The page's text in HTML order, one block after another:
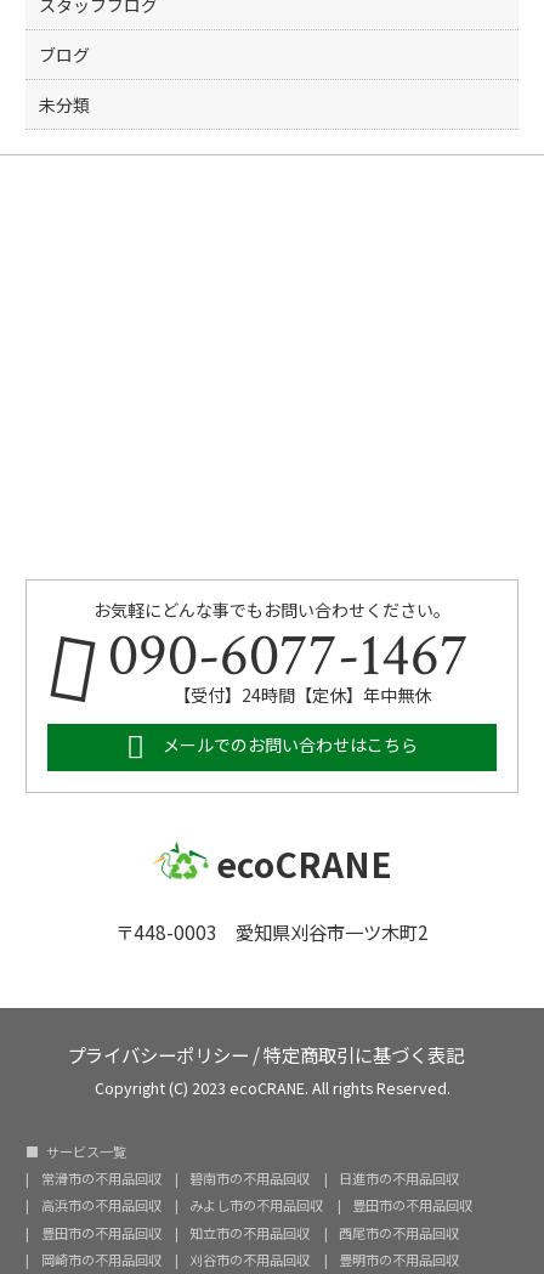
ブログ
未分類
お気軽にどんな事でもお問い合わせください。
090-6077-1467
【受付】24時間【定休】年中無休
メールでのお問い合わせはこちら
ecoCRANE
〒448-0003 愛知県刈谷市一ツ木町2
プライバシーポリシー /特定商取引に基づく表記
Copyright (C) 2023 ecoCRANE. All rights Reserved.
サービス一覧
常滑市の不用品回収
碧南市の不用品回収
日進市の不用品回収
高浜市の不用品回収
みよし市の不用品回収
豊田市の不用品回収
豊田市の不用品回収
知立市の不用品回収
西尾市の不用品回収
岡崎市の不用品回収
刈谷市の不用品回収 豊明市の不用品回収